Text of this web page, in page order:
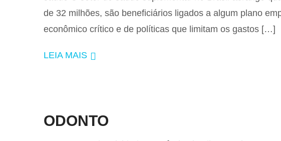
de 32 milhões, são beneficiários ligados a algum plano
econômico crítico e de políticas que limitam os gastos […]
LEIA MAIS
ODONTO